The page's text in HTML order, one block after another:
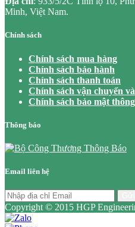
Minh, Việt Nam.
Chính sách
Chính sách mua hàng
Chính sách bảo hành
Chính sách thanh toán
Chính sách vận chuyển
Chính sách bảo mật
Thông báo
Email liên hệ
Copyright © 2015 HGP